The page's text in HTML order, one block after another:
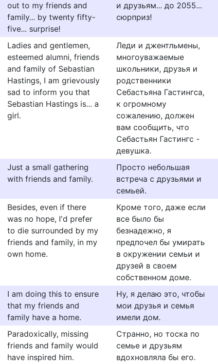
out to my friends and
family... by twenty fifty-
five... surprise!
и друзьям... до 2055...
сюрприз!
Ladies and gentlemen,
esteemed alumni, friends
and family of Sebastian
Hastings, I am grievously
sad to inform you that
Sebastian Hastings is... a
girl.
Леди и джентльмены,
многоуважаемые
школьники, друзья и
родственники
Себастьяна Гастингса,
к огромному
сожалению, должен
вам сообщить, что
Себастьян Гастингс -
девушка.
Just a small gathering
with friends and family.
Просто небольшая
встреча с друзьями и
семьей.
Besides, even if there
was no hope, I'd prefer
to die surrounded by my
friends and family, in my
own home.
Кроме того, даже если
все было бы
безнадежно, я
предпочел бы умирать
в окружении семьи и
друзей в своем
собственном доме.
I am doing this to ensure
that my friends and
family have a home.
Ну, я делаю это, чтобы
мои друзья и семья
имели дом.
Paradoxically, missing
friends and family would
have inspired him.
Странно, но тоска по
семье и друзьям
вдохновляла бы его.